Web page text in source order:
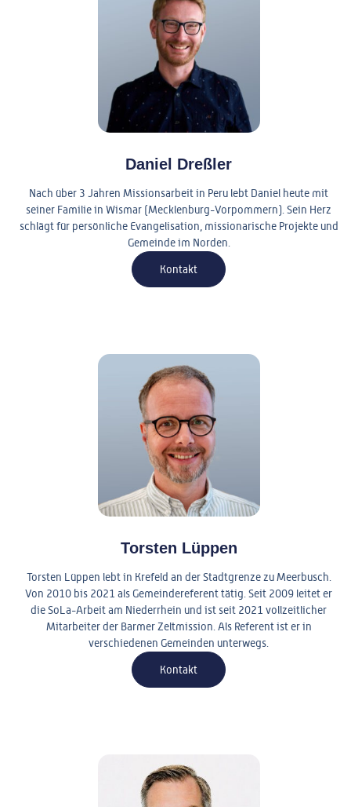
Daniel Dreßler
Nach über 3 Jahren Missionsarbeit in Peru lebt Daniel heute mit
seiner Familie in Wismar (Mecklenburg-Vorpommern). Sein Herz
schlägt für persönliche Evangelisation, missionarische Projekte und
Gemeinde im Norden.
Kontakt
Kontakt
Torsten Lüppen
Torsten Lüppen lebt in Krefeld an der Stadtgrenze zu Meerbusch.
Von 2010 bis 2021 als Gemeindereferent tätig. Seit 2009 leitet er
die SoLa-Arbeit am Niederrhein und ist seit 2021 vollzeitlicher
Mitarbeiter der Barmer Zeltmission. Als Referent ist er in
verschiedenen Gemeinden unterwegs.